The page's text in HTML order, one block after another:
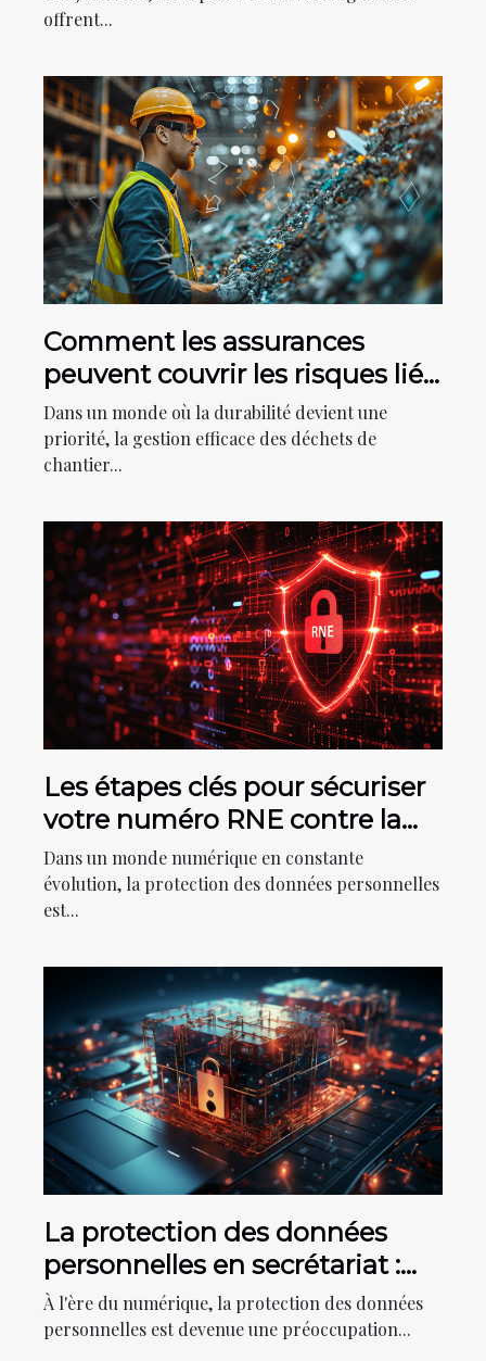
offrent...
Comment les assurances
peuvent couvrir les risques liés
au recyclage des déchets de
chantier
Dans un monde où la durabilité devient une
priorité, la gestion efficace des déchets de
chantier...
Les étapes clés pour sécuriser
votre numéro RNE contre la
fraude
Dans un monde numérique en constante
évolution, la protection des données personnelles
est...
La protection des données
personnelles en secrétariat :
enjeux et solutions
À l'ère du numérique, la protection des données
personnelles est devenue une préoccupation...